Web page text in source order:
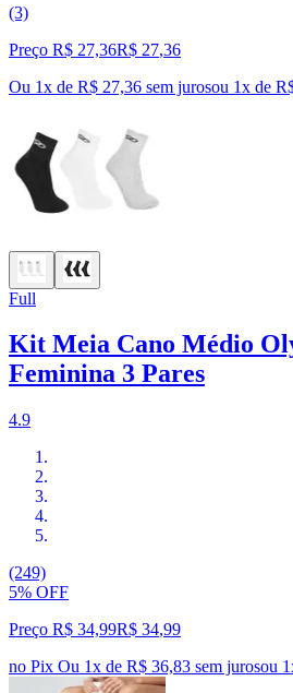
(3)
Preço R$ 27,36R$ 27,36
Ou 1x de R$ 27,36 sem jurosou 1x de
Full
Kit Meia Cano Médio
Feminina 3 Pares
4.9
(249)
5% OFF
Preço R$ 34,99R$ 34,99
no Pix Ou 1x de R$ 36,83 sem jurosou 1